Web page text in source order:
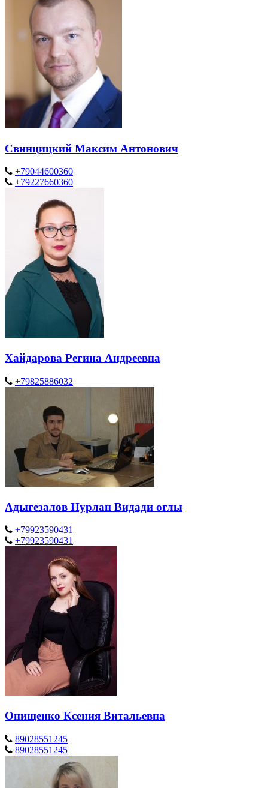
Свинцицкий Максим Антонович
+79044600360
+79227660360
Хайдарова Регина Андреевна
+79825886032
Адыгезалов Нурлан Видади оглы
+79923590431
+79923590431
Онищенко Ксения Витальевна
89028551245
89028551245